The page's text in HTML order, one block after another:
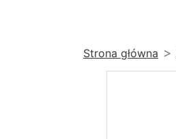
Strona główna